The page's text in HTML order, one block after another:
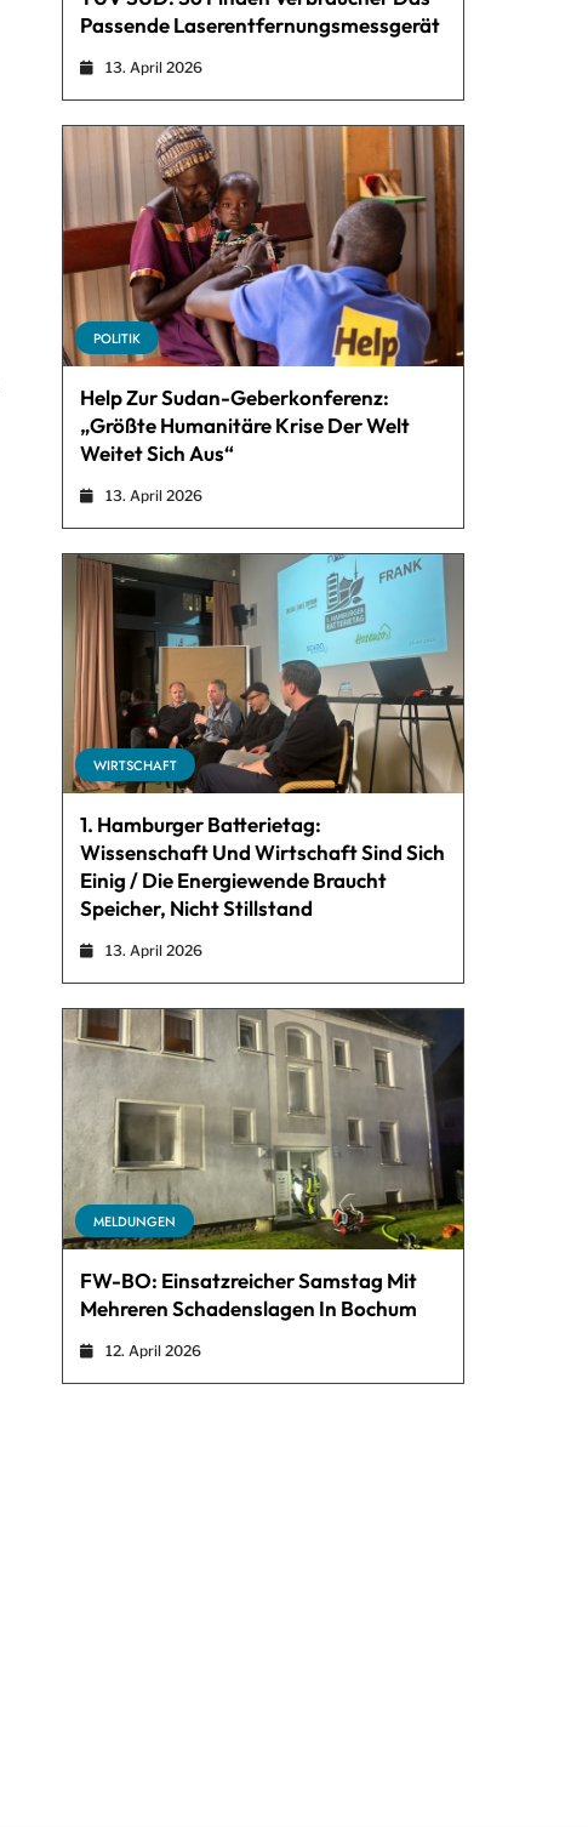
Passende Laserentfernungsmessgerät
13. April 2026
POLITIK
Help Zur Sudan-Geberkonferenz:
„Größte Humanitäre Krise Der Welt
Weitet Sich Aus“
13. April 2026
WIRTSCHAFT
1. Hamburger Batterietag:
Wissenschaft Und Wirtschaft Sind Sich
Einig / Die Energiewende Braucht
Speicher, Nicht Stillstand
13. April 2026
MELDUNGEN
FW-BO: Einsatzreicher Samstag Mit
Mehreren Schadenslagen In Bochum
12. April 2026